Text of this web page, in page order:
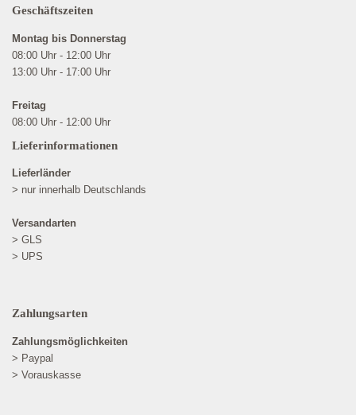
Geschäftszeiten
Montag bis Donnerstag
08:00 Uhr - 12:00 Uhr
13:00 Uhr - 17:00 Uhr
Freitag
08:00 Uhr - 12:00 Uhr
Lieferinformationen
Lieferländer
> nur innerhalb Deutschlands
Versandarten
> GLS
> UPS
Zahlungsarten
Zahlungsmöglichkeiten
> Paypal
> Vorauskasse